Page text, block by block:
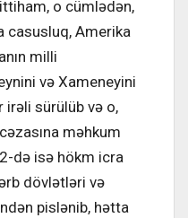
o cümlədən,
casusluq, Amerika
milli
və Xameneyini
sürülüb və o,
məhkum
də isə hökm icra
dövlətləri və
pislənib, hətta